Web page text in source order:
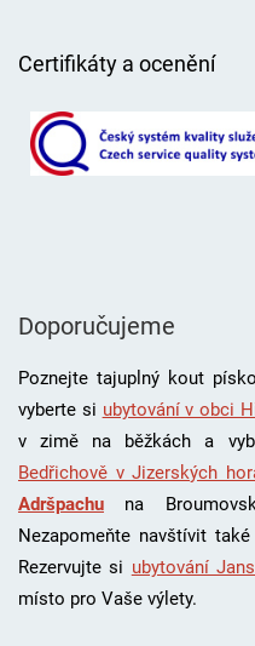
Certifikáty a ocenění
Doporučujeme
Poznejte tajuplný kout
vyberte si ubytování v obci
v zimě na běžkách a
Bedřichově v Jizerských
Adršpachu
na
Nezapomeňte navštívit
Rezervujte si ubytování
místo pro Vaše výlety.